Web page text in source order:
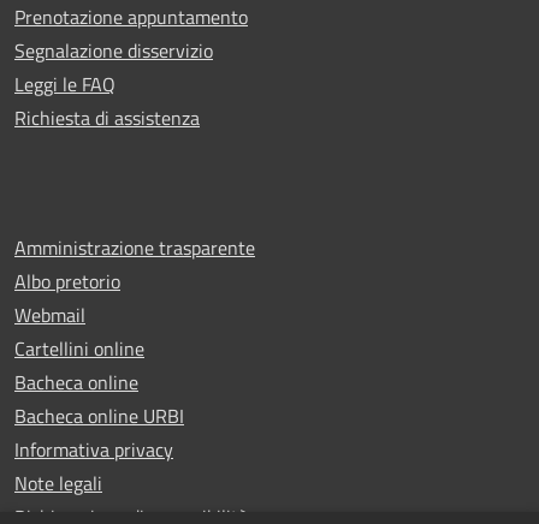
Prenotazione appuntamento
Segnalazione disservizio
Leggi le FAQ
Richiesta di assistenza
Amministrazione trasparente
Albo pretorio
Webmail
Cartellini online
Bacheca online
Bacheca online URBI
Informativa privacy
Note legali
Dichiarazione di accessibilità